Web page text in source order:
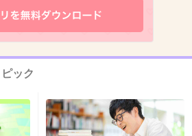
+175
兆しがきたね
ック